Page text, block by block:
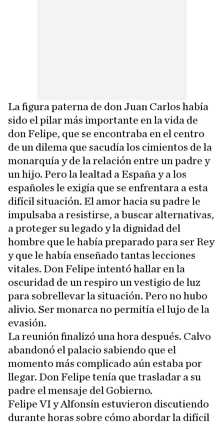
La figura paterna de don Juan Carlos había
sido el pilar más importante en la vida de
don Felipe, que se encontraba en el centro
de un dilema que sacudía los cimientos de la
monarquía y de la relación entre un padre y
un hijo. Pero la lealtad a España y a los
españoles le exigía que se enfrentara a esta
difícil situación. El amor hacia su padre le
impulsaba a resistirse, a buscar alternativas,
a proteger su legado y la dignidad del
hombre que le había preparado para ser Rey
y que le había enseñado tantas lecciones
vitales. Don Felipe intentó hallar en la
oscuridad de un respiro un vestigio de luz
para sobrellevar la situación. Pero no hubo
alivio. Ser monarca no permitía el lujo de la
evasión.
La reunión finalizó una hora después. Calvo
abandonó el palacio sabiendo que el
momento más complicado aún estaba por
llegar. Don Felipe tenía que trasladar a su
padre el mensaje del Gobierno.
Felipe VI y Alfonsín estuvieron discutiendo
durante horas sobre cómo abordar la difícil